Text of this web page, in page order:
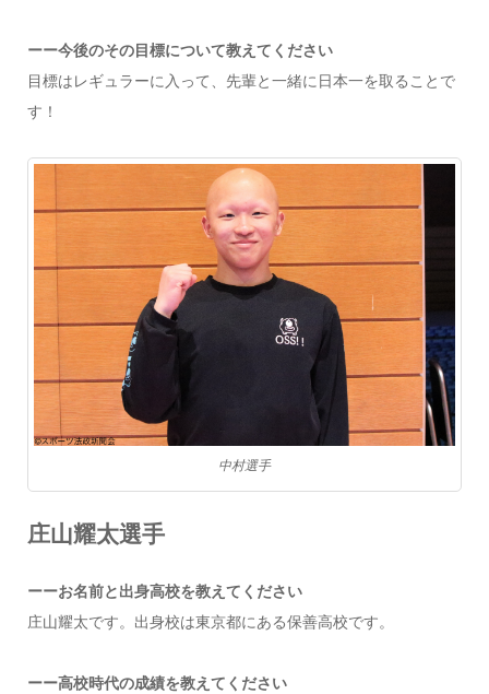
ーー今後のその目標について教えてください
目標はレギュラーに入って、先輩と一緒に日本一を取ることで
す！
中村選手
庄山耀太選手
ーーお名前と出身高校を教えてください
庄山耀太です。出身校は東京都にある保善高校です。
ーー高校時代の成績を教えてください